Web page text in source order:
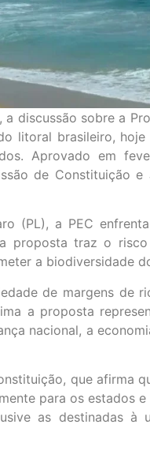
discussão sobre a
litoral brasileiro,
Aprovado em
de Constituição
(PL), a PEC
proposta traz o
a biodiversidade
de margens de
a proposta
nacional, a
que afirma
para os estados e
as destinadas à